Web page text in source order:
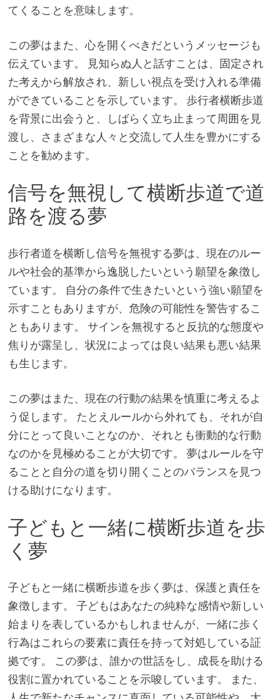
てくることを意味します。
この夢はまた、心を開くべきだというメッセージも
伝えています。 見知らぬ人と話すことは、固定され
た考えから解放され、新しい視点を受け入れる準備
ができていることを示しています。 歩行者横断歩道
を背景に出会うと、しばらく立ち止まって周囲を見
渡し、さまざまな人々と交流して人生を豊かにする
ことを勧めます。
信号を無視して横断歩道で道
路を渡る夢
歩行者道を横断し信号を無視する夢は、現在のルー
ルや社会的基準から逸脱したいという願望を象徴し
ています。 自分の条件で生きたいという強い願望を
示すこともありますが、危険の可能性を警告するこ
ともあります。 サインを無視すると反抗的な態度や
焦りが露呈し、状況によっては良い結果も悪い結果
も生じます。
この夢はまた、現在の行動の結果を慎重に考えるよ
う促します。 たとえルールから外れても、それが自
分にとって良いことなのか、それとも衝動的な行動
なのかを見極めることが大切です。 夢はルールを守
ることと自分の道を切り開くことのバランスを見つ
ける助けになります。
子どもと一緒に横断歩道を歩
く夢
子どもと一緒に横断歩道を歩く夢は、保護と責任を
象徴します。 子どもはあなたの純粋な感情や新しい
始まりを表しているかもしれませんが、一緒に歩く
行為はこれらの要素に責任を持って対処している証
拠です。 この夢は、誰かの世話をし、成長を助ける
役割に置かれていることを示唆しています。 また、